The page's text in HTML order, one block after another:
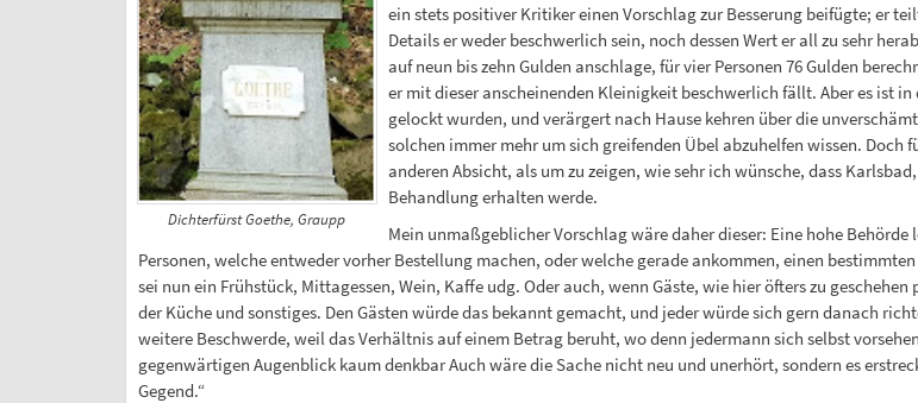
Dichterfürst Goethe, Graupp
ein stets positiver Kritiker einen Vorschlag zur Besserung beifügte; er
Details er weder beschwerlich sein, noch dessen Wert er all zu sehr
auf neun bis zehn Gulden anschlage, für vier Personen 76 Gulden
er mit dieser anscheinenden Kleinigkeit beschwerlich fällt. Aber es ist
gelockt wurden, und verärgert nach Hause kehren über die
solchen immer mehr um sich greifenden Übel abzuhelfen wissen.
anderen Absicht, als um zu zeigen, wie sehr ich wünsche, dass
Behandlung erhalten werde.
Mein unmaßgeblicher Vorschlag wäre daher dieser: Eine hohe
Personen, welche entweder vorher Bestellung machen, oder welche gerade ankommen, einen
sei nun ein Frühstück, Mittagessen, Wein, Kaffe udg. Oder auch, wenn Gäste, wie hier öfters zu
der Küche und sonstiges. Den Gästen würde das bekannt gemacht, und jeder würde sich gern danach
weitere Beschwerde, weil das Verhältnis auf einem Betrag beruht, wo denn jedermann sich selbst
gegenwärtigen Augenblick kaum denkbar Auch wäre die Sache nicht neu und unerhört, sondern es
Gegend.“